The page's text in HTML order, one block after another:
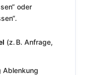
oder
(z. B. Anfrage,
Ablenkung